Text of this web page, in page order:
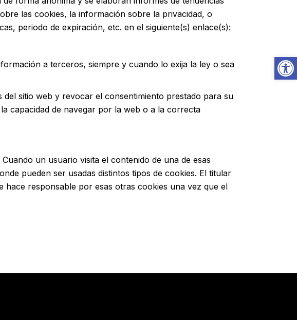
las cookies, la información sobre la privacidad, o
periodo de expiración, etc. en el siguiente(s) enlace(s):
a terceros, siempre y cuando lo exija la ley o sea
sitio web y revocar el consentimiento prestado para su
capacidad de navegar por la web o a la correcta
un usuario visita el contenido de una de esas
pueden ser usadas distintos tipos de cookies. El titular
hace responsable por esas otras cookies una vez que el